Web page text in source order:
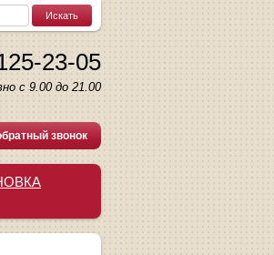
23-05
с 9.00 до 21.00
звонок